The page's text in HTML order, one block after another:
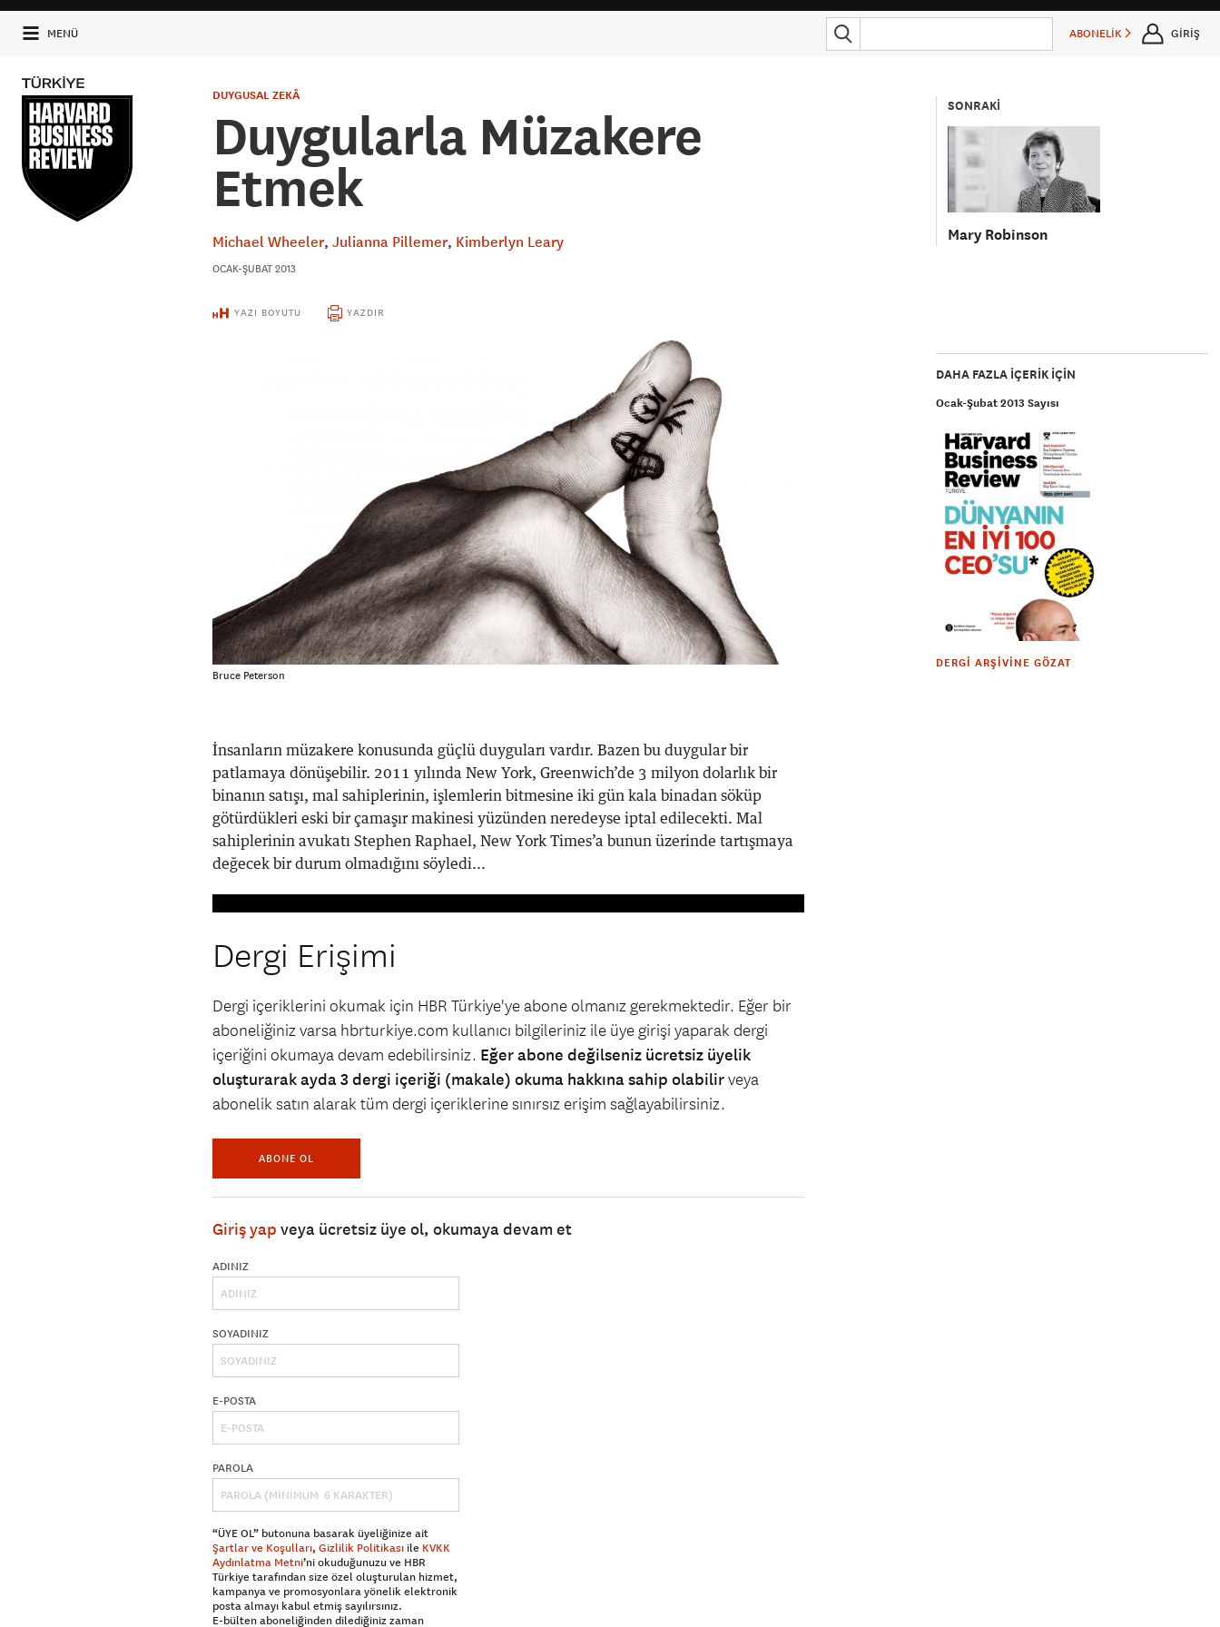
MENÜ ABONELİK GİRİŞ
SONRAKİ
Mary Robinson
DUYGUSAL ZEKÂ
Duygularla Müzakere
Etmek
Michael Wheeler Julianna Pillemer Kimberlyn Leary
OCAK-ŞUBAT 2013
YAZI BOYUTU YAZDIR
DAHA FAZLA IÇERIK IÇIN
Ocak-Şubat 2013 Sayısı
DERGI ARŞIVINE GÖZAT
Bruce Peterson
İnsanların müzakere konusunda güçlü duyguları vardır. Bazen bu duygular bir
patlamaya dönüşebilir. 2011 yılında New York, Greenwich’de 3 milyon dolarlık bir
binanın satışı, mal sahiplerinin, işlemlerin bitmesine iki gün kala binadan söküp
götürdükleri eski bir çamaşır makinesi yüzünden neredeyse iptal edilecekti. Mal
sahiplerinin avukatı Stephen Raphael, New York Times’a bunun üzerinde tartışmaya
değecek bir durum olmadığını söyledi...
Dergi Erişimi
Dergi içeriklerini okumak için HBR Türkiye'ye abone olmanız gerekmektedir. Eğer bir
aboneliğiniz varsa hbrturkiye.com kullanıcı bilgileriniz ile üye girişi yaparak dergi
içeriğini okumaya devam edebilirsiniz. Eğer abone değilseniz ücretsiz üyelik
oluşturarak ayda 3 dergi içeriği (makale) okuma hakkına sahip olabilirveya
abonelik satın alarak tüm dergi içeriklerine sınırsız erişim sağlayabilirsiniz.
ABONE OL
Giriş yap veya ücretsiz üye ol, okumaya devam et
ADINIZ
SOYADINIZ
E-POSTA
PAROLA
“ÜYE OL” butonuna basarak üyeliğinize ait
Şartlar ve Koşulları, Gizlilik Politikası ile KVKK
Aydınlatma Metni’ni okuduğunuzu ve HBR
Türkiye tarafından size özel oluşturulan hizmet,
kampanya ve promosyonlara yönelik elektronik
posta almayı kabul etmiş sayılırsınız.
E-bülten aboneliğinden dilediğiniz zaman